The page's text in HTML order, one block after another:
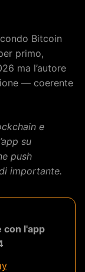
Bitcoin
primo,
ma l’autore
— coerente
e
su
push
importante.
con l'app